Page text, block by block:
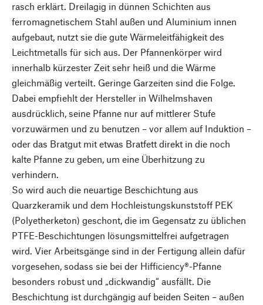
rasch erklärt. Dreilagig in dünnen Schichten aus
ferromagnetischem Stahl außen und Aluminium innen
aufgebaut, nutzt sie die gute Wärmeleitfähigkeit des
Leichtmetalls für sich aus. Der Pfannenkörper wird
innerhalb kürzester Zeit sehr heiß und die Wärme
gleichmäßig verteilt. Geringe Garzeiten sind die Folge.
Dabei empfiehlt der Hersteller in Wilhelmshaven
ausdrücklich, seine Pfanne nur auf mittlerer Stufe
vorzuwärmen und zu benutzen – vor allem auf Induktion –
oder das Bratgut mit etwas Bratfett direkt in die noch
kalte Pfanne zu geben, um eine Überhitzung zu
verhindern.
So wird auch die neuartige Beschichtung aus
Quarzkeramik und dem Hochleistungskunststoff PEK
(Polyetherketon) geschont, die im Gegensatz zu üblichen
PTFE-Beschichtungen lösungsmittelfrei aufgetragen
wird. Vier Arbeitsgänge sind in der Fertigung allein dafür
vorgesehen, sodass sie bei der Hifficiency®-Pfanne
besonders robust und „dickwandig“ ausfällt. Die
Beschichtung ist durchgängig auf beiden Seiten – außen